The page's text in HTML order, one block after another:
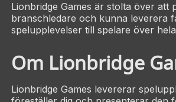
Lionbridge Games är stolta över att
branschledare och kunna leverera
spelupplevelser till spelare över
Om Lionbridge
Lionbridge Games levererar